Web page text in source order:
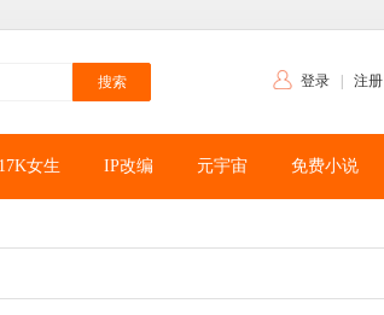
登录 注册
17K女生 IP改编 元宇宙 免费小说